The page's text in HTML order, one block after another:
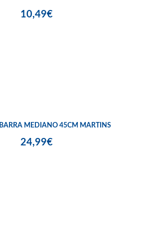
10,49€
TOALLERO BARRA MEDIANO 45CM MARTINS
24,99€